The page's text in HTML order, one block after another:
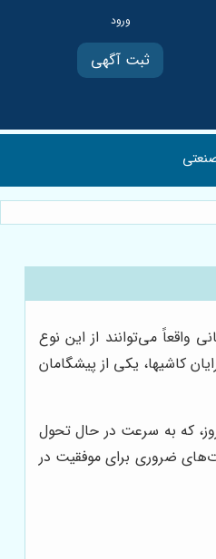
ثبت آگهی
می‌توانند از این نوع
کاشیها، یکی از پیشگامان
که به سرعت در حال تحول
ضروری برای موفقیت در